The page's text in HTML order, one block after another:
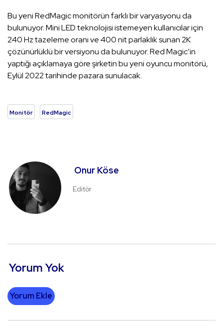
Bu yeni RedMagic monitörün farklı bir varyasyonu da
bulunuyor. Mini LED teknolojisi istemeyen kullanıcılar için
240 Hz tazeleme oranı ve 400 nit parlaklık sunan 2K
çözünürlüklü bir versiyonu da bulunuyor. Red Magic’in
yaptığı açıklamaya göre şirketin bu yeni oyuncu monitörü,
Eylül 2022 tarihinde pazara sunulacak.
Monitör RedMagic
Onur Köse
Editör
Yorum Yok
Yorum Ekle